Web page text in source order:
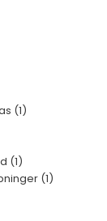
(1)
(1)
(1)